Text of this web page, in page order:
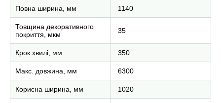
Повна ширина, мм 1140
Товщина декоративного
покриття, мкм
35
Крок хвилі, мм 350
Макс. довжина, мм 6300
Корисна ширина, мм 1020